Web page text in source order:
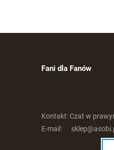
Fani dla Fanów
Kontakt:Czat w
E-mail: